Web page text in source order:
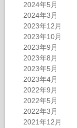
2024年5月
2024年3月
2023年12月
2023年10月
2023年9月
2023年8月
2023年5月
2023年4月
2022年9月
2022年5月
2022年3月
2021年12月